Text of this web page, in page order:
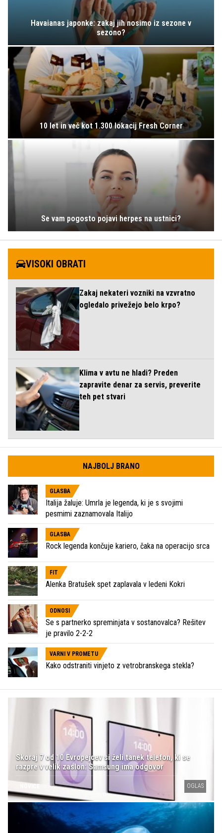
Havaianas japonke: zakaj jih nosimo iz sezone v
sezono?
10 let in več kot 1.300 lokacij Fresh Corner
Se vam pogosto pojavi herpes na ustnici?
VISOKI OBRATI
Zakaj nekateri vozniki na vzvratno
ogledalo privežejo belo krpo?
Klima v avtu ne hladi? Preden
zapravite denar za servis, preverite
teh pet stvari
NAJBOLJ BRANO
GLASBA
Italija žaluje: Umrla je legenda, ki je s svojimi
pesmimi zaznamovala Italijo
GLASBA
Rock legenda končuje kariero, čaka na operacijo srca
FIT
Alenka Bratušek spet zaplavala v ledeni Kokri
ODNOSI
Se s partnerko spreminjata v sostanovalca? Rešitev
je pravilo 2-2-2
VARNI V PROMETU
Kako odstraniti vinjeto z vetrobranskega stekla?
Skoraj 7 od 10 Evropejcev si želi tanek telefon, ki se
razpre v velik zaslon: Samsung ima odgovor
OGLAS